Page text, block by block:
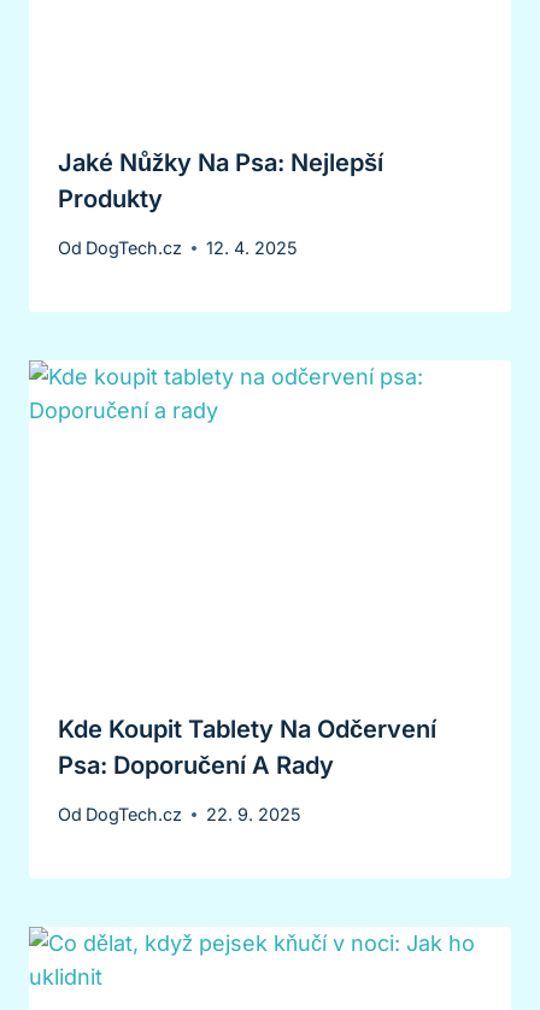
Jaké Nůžky Na Psa: Nejlepší
Produkty
Od DogTech.cz 12. 4. 2025
Kde Koupit Tablety Na Odčervení
Psa: Doporučení A Rady
Od DogTech.cz 22. 9. 2025